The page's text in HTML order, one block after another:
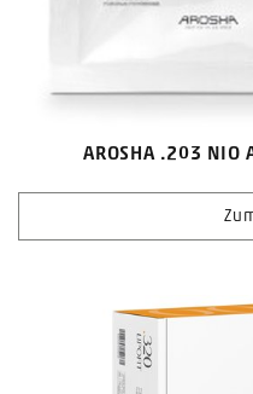
AROSHA .203 NIO